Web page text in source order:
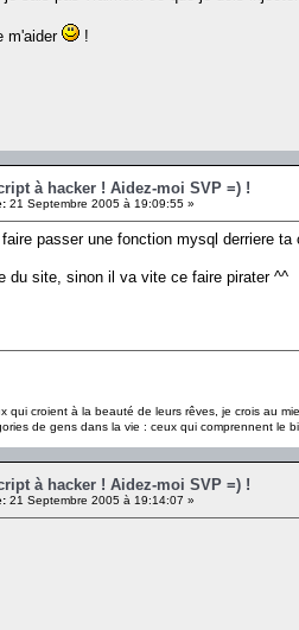
m'aider !
à hacker ! Aidez-moi SVP =) !
21 Septembre 2005 à 19:09:55 »
faire passer une fonction mysql derriere
du site, sinon il va vite ce faire pirater ^^
qui croient à la beauté de leurs rêves, je crois au
de gens dans la vie : ceux qui comprennent le
à hacker ! Aidez-moi SVP =) !
21 Septembre 2005 à 19:14:07 »